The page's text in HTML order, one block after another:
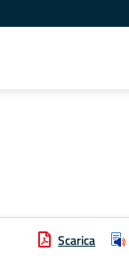
Scarica